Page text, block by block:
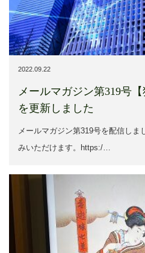
2022.09.22
メールマガジン第319号
を更新しました
メールマガジン第319号を配信しま
みいただけます。https:/…